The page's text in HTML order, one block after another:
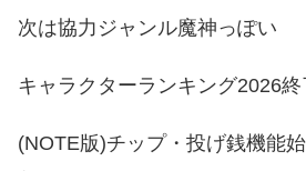
次は協力ジャンル魔神っぽい
キャラクターランキング2026終
(NOTE版)チップ・投げ銭機能